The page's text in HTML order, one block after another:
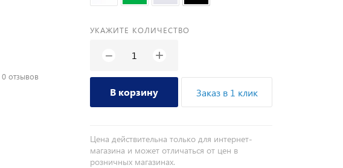
0 отзывов
УКАЖИТЕ КОЛИЧЕСТВО
− +
В корзину Заказ в 1 клик
Цена действительна только для интернет-
магазина и может отличаться от цен в
розничных магазинах.